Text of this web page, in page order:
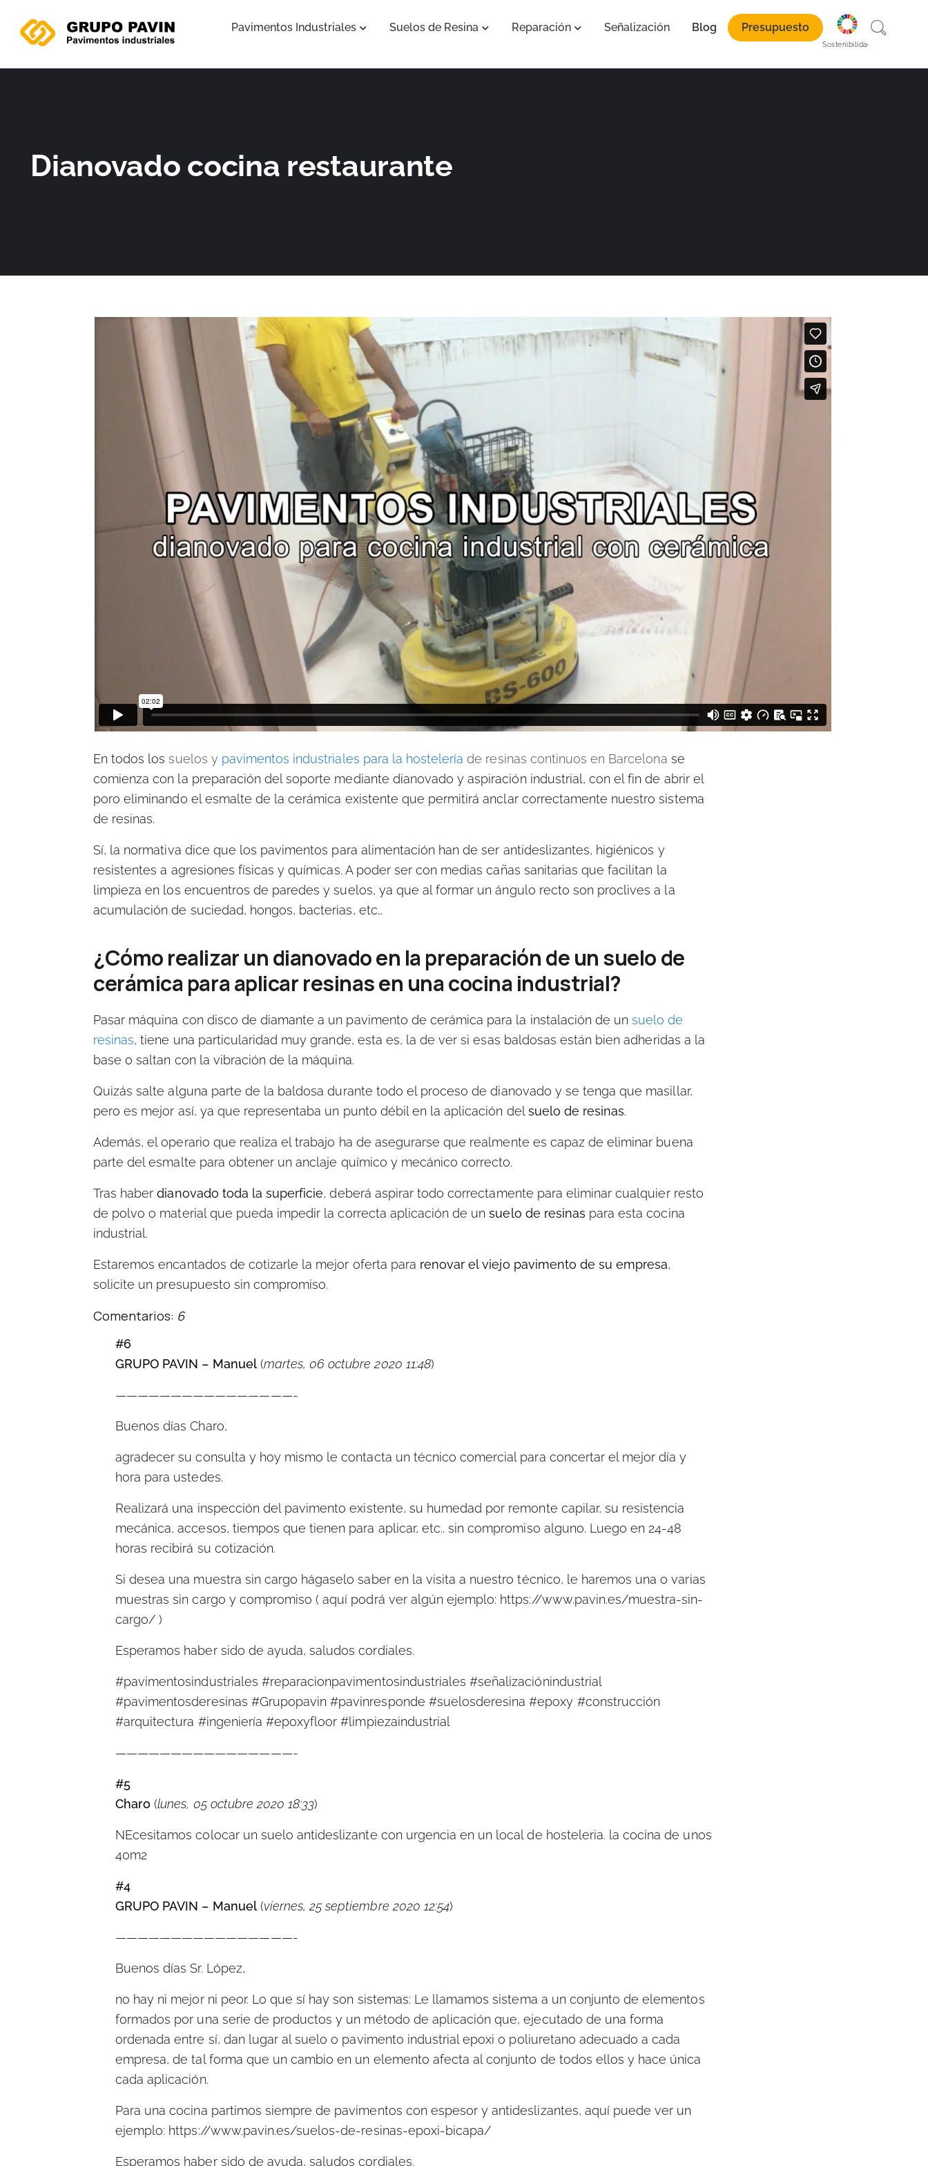
contenido
Pavimentos Industriales Abrir Pavimentos Industriales
Suelos de Resina Abrir Suelos de Resina
Reparación Abrir Reparación
Señalización Blog Presupuesto
Sostenibilidad
Dianovado cocina restaurante
En todos lossuelos y pavimentos industriales para la hostelería de resinas continuos en Barcelona se
comienza con la preparación del soporte mediante dianovado y aspiración industrial, con el fin de abrir el
poro eliminando el esmalte de la cerámica existente que permitirá anclar correctamente nuestro sistema
de resinas.
Sí, la normativa dice que los pavimentos para alimentación han de ser antideslizantes, higiénicos y
resistentes a agresiones físicas y químicas. A poder ser con medias cañas sanitarias que facilitan la
limpieza en los encuentros de paredes y suelos, ya que al formar un ángulo recto son proclives a la
acumulación de suciedad, hongos, bacterias, etc…
¿Cómo realizar un dianovado en la preparación de un suelo de
cerámica para aplicar resinas en una cocina industrial?
Pasar máquina con disco de diamante a un pavimento de cerámica para la instalación de unsuelo de
resinas, tiene una particularidad muy grande, esta es, la de ver si esas baldosas están bien adheridas a la
base o saltan con la vibración de la máquina.
Quizássalte alguna parte de la baldosa durante todo el proceso de dianovado y se tenga que masillar,
pero es mejor así, ya que representaba un punto débil en la aplicación del suelo de resinas.
Además, el operario que realiza el trabajo ha de asegurarse que realmente es capaz de eliminar buena
parte del esmalte para obtener un anclaje químico y mecánico correcto.
Tras haberdianovado toda la superficie, deberá aspirar todo correctamente para eliminar cualquier resto
de polvo o material que pueda impedir la correcta aplicación de unsuelo de resinas para esta cocina
industrial.
Estaremos encantados de cotizarle la mejor oferta para renovar el viejo pavimento de su empresa,
solicite un presupuesto sin compromiso.
Comentarios: 6
#6
GRUPO PAVIN – Manuel(martes, 06 octubre 2020 11:48)
————————————————-
Buenos días Charo,
agradecer su consulta y hoy mismo le contacta un técnico comercial para concertar el mejor día y
hora para ustedes.
Realizará una inspección del pavimento existente, su humedad por remonte capilar, su resistencia
mecánica, accesos, tiempos que tienen para aplicar, etc.. sin compromiso alguno. Luego en 24-48
horas recibirá su cotización.
Si desea una muestra sin cargo hágaselo saber en la visita a nuestro técnico, le haremos una o varias
muestras sin cargo y compromiso ( aquí podrá ver algún ejemplo: https://www.pavin.es/muestra-sin-
cargo/ )
Esperamos haber sido de ayuda, saludos cordiales.
#pavimentosindustriales #reparacionpavimentosindustriales #señalizaciónindustrial
#pavimentosderesinas #Grupopavin #pavinresponde #suelosderesina #epoxy #construcción
#arquitectura #ingeniería #epoxyfloor #limpiezaindustrial
————————————————-
#5
Charo (lunes, 05 octubre 2020 18:33)
NEcesitamos colocar un suelo antideslizante con urgencia en un local de hosteleria. la cocina de unos
40m2
#4
GRUPO PAVIN – Manuel(viernes, 25 septiembre 2020 12:54)
————————————————-
Buenos días Sr. López,
no hay ni mejor ni peor. Lo que sí hay son sistemas: Le llamamos sistema a un conjunto de elementos
formados por una serie de productos y un método de aplicación que, ejecutado de una forma
ordenada entre sí, dan lugar al suelo o pavimento industrial epoxi o poliuretano adecuado a cada
empresa, de tal forma que un cambio en un elemento afecta al conjunto de todos ellos y hace única
cada aplicación.
Para una cocina partimos siempre de pavimentos con espesor y antideslizantes, aquí puede ver un
ejemplo: https://www.pavin.es/suelos-de-resinas-epoxi-bicapa/
Esperamos haber sido de ayuda, saludos cordiales.